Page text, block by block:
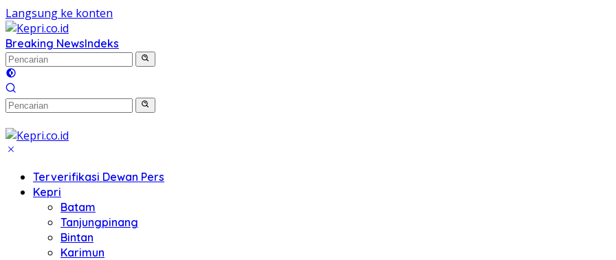
Langsung ke konten
Breaking NewsIndeks
Terverifikasi Dewan Pers
Kepri
Batam
Tanjungpinang
Bintan
Karimun